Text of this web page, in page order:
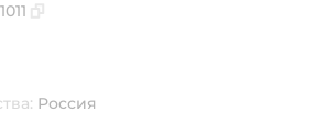
Россия